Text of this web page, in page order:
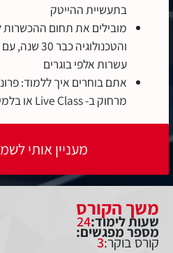
בתעשיית ההייטק
מובילים את תחום ההכשרות
והטכנולוגיה
עשרות אלפי בוגרים
אתם בוחרים איך ללמוד:
מרחוק ב- Live Class או בלמידה עצמית
מעניין אותי
משך הקורס
שעות לימוד:24
מספר מפגשים:
קורס בוקר:3